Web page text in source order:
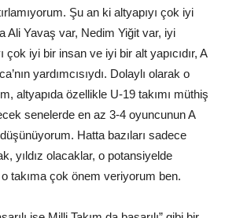
Şu an ki altyapıyı çok iyi
Ali Yavaş var, Nedim Yiğit var, iyi
çok iyi bir insan ve iyi bir alt yapıcıdır, A
yardımcısıydı. Dolaylı olarak o
altyapıda özellikle U-19 takımı müthiş
senelerde en az 3-4 oyuncunun A
Hatta bazıları sadece
yıldız olacaklar, o potansiyelde
takıma çok önem veriyorum ben.